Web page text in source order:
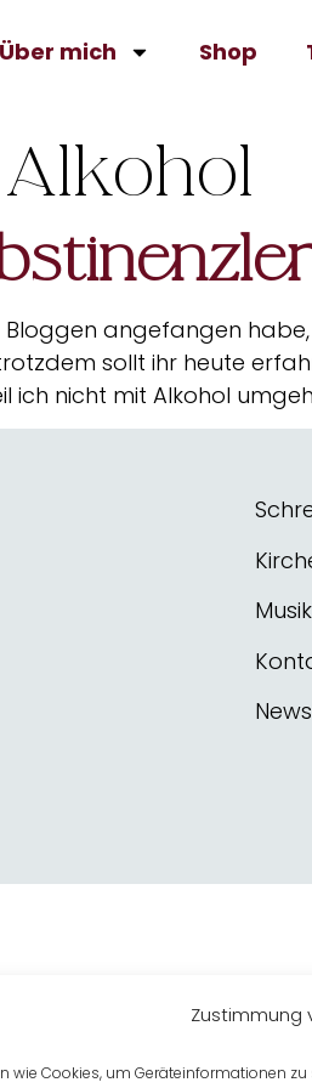
Zustimmung
wie Cookies, um Geräteinformationen
Über mich Shop
Alkohol
angefangen
sollt ihr heute
ich nicht mit Alkohol
Musik